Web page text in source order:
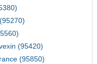
(95420)
(95850)